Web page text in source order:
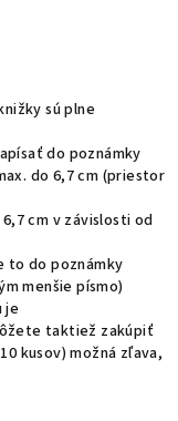
sú plne
do poznámky
do 6,7 cm (priestor
cm v závislosti od
to do poznámky
menšie písmo)
je
taktiež zakúpiť
kusov) možná zľava,